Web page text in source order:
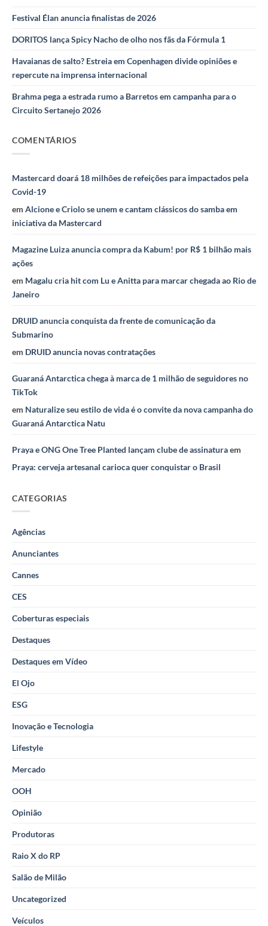
Festival Élan anuncia finalistas de 2026
DORITOS lança Spicy Nacho de olho nos fãs da Fórmula 1
Havaianas de salto? Estreia em Copenhagen divide opiniões e
repercute na imprensa internacional
Brahma pega a estrada rumo a Barretos em campanha para o
Circuito Sertanejo 2026
COMENTÁRIOS
Mastercard doará 18 milhões de refeições para impactados pela
Covid-19
em Alcione e Criolo se unem e cantam clássicos do samba em
iniciativa da Mastercard
Magazine Luiza anuncia compra da Kabum! por R$ 1 bilhão mais
ações
em Magalu cria hit com Lu e Anitta para marcar chegada ao Rio de
Janeiro
DRUID anuncia conquista da frente de comunicação da
Submarino
em DRUID anuncia novas contratações
Guaraná Antarctica chega à marca de 1 milhão de seguidores no
TikTok
em Naturalize seu estilo de vida é o convite da nova campanha do
Guaraná Antarctica Natu
Praya e ONG One Tree Planted lançam clube de assinaturaem
Praya: cerveja artesanal carioca quer conquistar o Brasil
CATEGORIAS
Agências
Anunciantes
Cannes
CES
Coberturas especiais
Destaques
Destaques em Vídeo
El Ojo
ESG
Inovação e Tecnologia
Lifestyle
Mercado
OOH
Opinião
Produtoras
Raio X do RP
Salão de Milão
Uncategorized
Veículos